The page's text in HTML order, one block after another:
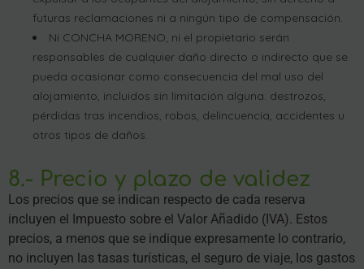
futuras reclamaciones ni a ningún tipo de compensación.
Ni CONCHA MORENO, ni el propietario serán
responsables de cualquier daño directo o indirecto que se
pueda ocasionar como consecuencia del mal uso del
alojamiento, incluidos sin limitación alguna: destrozos,
pérdidas tras incendios, robos, delincuencia, accidentes u
otros tipos de daños.
8.- Precio y plazo de validez
Los precios que se indican respecto de cada reserva
incluyen el Impuesto sobre el Valor Añadido (IVA). Estos
precios, a menos que se indique expresamente lo contrario,
no incluyen las tasas turísticas, el seguro de viaje, los gastos